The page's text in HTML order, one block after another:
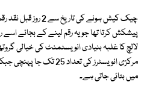
چیک کیش ہونے کی
پیشکش کرتا تھا جو یہ رقم لینے کے بجائے اسے
لالچ کا غلبہ بنیادی انویسٹمنٹ کی خیالی
مرکزی انویسٹرز کی تعداد
میں بتائی جاتی ہے۔